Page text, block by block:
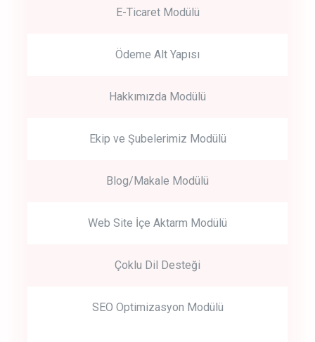
E-Ticaret Modülü
Ödeme Alt Yapısı
Hakkımızda Modülü
Ekip ve Şubelerimiz Modülü
Blog/Makale Modülü
Web Site İçe Aktarm Modülü
Çoklu Dil Desteği
SEO Optimizasyon Modülü